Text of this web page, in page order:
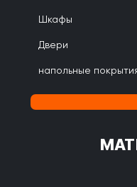
Шкафы
Двери
напольные